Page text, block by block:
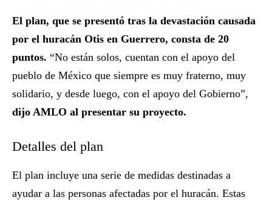
El plan, que se presentó tras la devastación causada
por el huracán Otis en Guerrero, consta de 20
puntos. “No están solos, cuentan con el apoyo del
pueblo de México que siempre es muy fraterno, muy
solidario, y desde luego, con el apoyo del Gobierno”,
dijo AMLO al presentar su proyecto.
Detalles del plan
El plan incluye una serie de medidas destinadas a
ayudar a las personas afectadas por el huracán. Estas